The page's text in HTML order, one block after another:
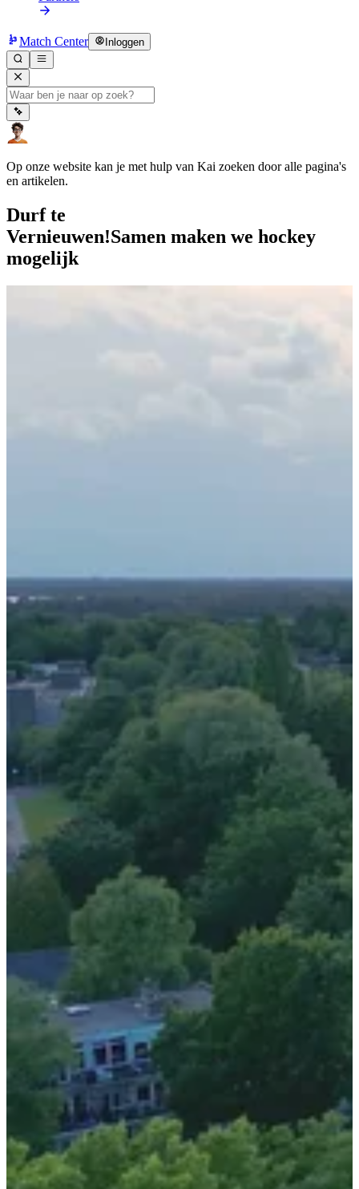
Match Center Inloggen
Op onze website kan je met hulp van Kai zoeken door alle pagina's
en artikelen.
Durf te
Vernieuwen!Samen maken we hockey
mogelijk